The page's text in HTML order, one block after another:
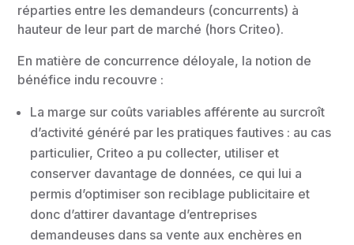
réparties entre les demandeurs (concurrents) à
hauteur de leur part de marché (hors Criteo).
En matière de concurrence déloyale, la notion de
bénéfice indu recouvre :
La marge sur coûts variables afférente au surcroît
d’activité généré par les pratiques fautives : au cas
particulier, Criteo a pu collecter, utiliser et
conserver davantage de données, ce qui lui a
permis d’optimiser son reciblage publicitaire et
donc d’attirer davantage d’entreprises
demandeuses dans sa vente aux enchères en